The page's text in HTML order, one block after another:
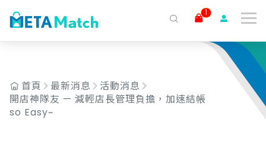
1
首頁 最新消息
活動消息
開店神隊友 — 減輕店長管理負擔，加速結帳
so Easy~